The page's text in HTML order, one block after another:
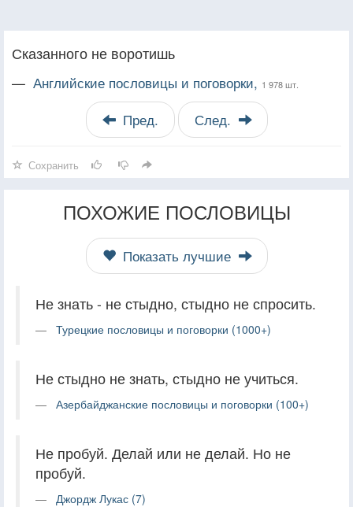
Сказанного не воротишь
— Английские пословицы и поговорки, 1 978 шт.
Пред. След.
Сохранить
ПОХОЖИЕ ПОСЛОВИЦЫ
Показать лучшие
Не знать - не стыдно, стыдно не спросить.
Турецкие пословицы и поговорки (1000+)
Не стыдно не знать, стыдно не учиться.
Азербайджанские пословицы и поговорки (100+)
Не пробуй. Делай или не делай. Но не
пробуй.
Джордж Лукас (7)